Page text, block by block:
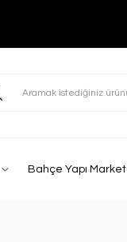
Bahçe Yapı Market